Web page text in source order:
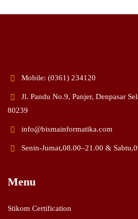
Mobile: (0361) 234120
Jl. Pandu No.9, Panjer, Denpasar
80239
info@bismainformatika.com
Senin-Jumat,08.00–21.00 &
Menu
Stikom Certification